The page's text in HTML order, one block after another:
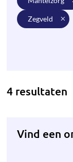
zegveld
4 resultaten
Vind een